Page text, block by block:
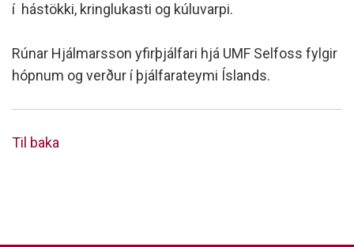
í hástökki, kringlukasti og kúluvarpi.
Rúnar Hjálmarsson yfirþjálfari hjá UMF Selfoss fylgir
hópnum og verður í þjálfarateymi Íslands.
Til baka